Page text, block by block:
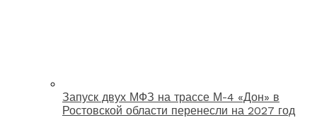
Запуск двух МФЗ на трассе М-4 «Дон» в
Ростовской области перенесли на 2027 год